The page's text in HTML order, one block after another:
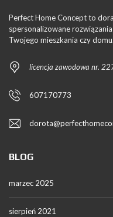
Perfect Home Concept to
spersonalizowane
Twojego mieszkania czy
licencja zawodowa nr.
607170773
BLOG
marzec 2025
sierpień 2021